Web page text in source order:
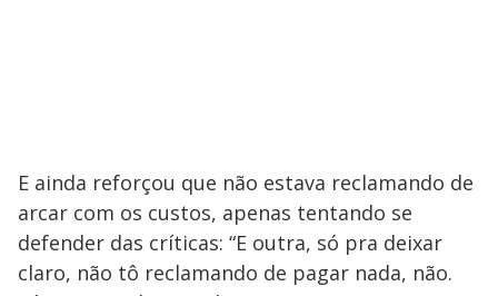
E ainda reforçou que não estava reclamando de
arcar com os custos, apenas tentando se
defender das críticas: “E outra, só pra deixar
claro, não tô reclamando de pagar nada, não.